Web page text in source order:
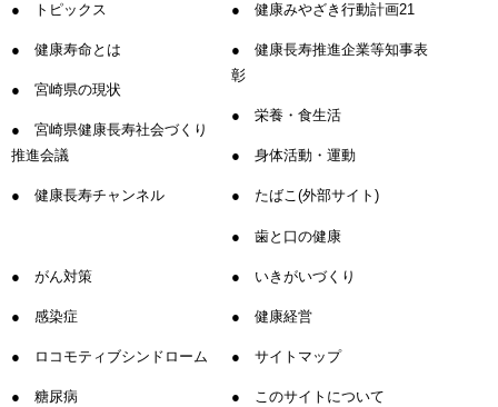
トピックス
健康寿命とは
宮崎県の現状
宮崎県健康長寿社会づくり
推進会議
健康長寿チャンネル
健康みやざき行動計画21
健康長寿推進企業等知事表
彰
栄養・食生活
身体活動・運動
たばこ(外部サイト)
歯と口の健康
がん対策
感染症
ロコモティブシンドローム
糖尿病
いきがいづくり
健康経営
サイトマップ
このサイトについて